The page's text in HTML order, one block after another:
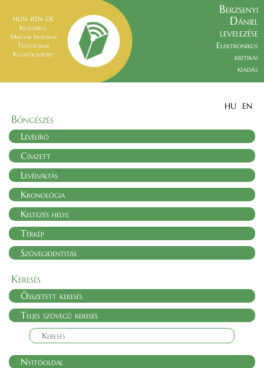
HUN–REN–DE
Klasszikus
Magyar Irodalmi
Textológiai
Kutatócsoport
Berzsenyi
Dániel
levelezése
Elektronikus
kritikai
kiadás
HU EN
Böngészés
Levélíró
Címzett
Levélváltás
Kronológia
Keltezés helye
Térkép
Szövegidentitás
Keresés
Összetett keresés
Teljes szövegű keresés
Nyitóoldal